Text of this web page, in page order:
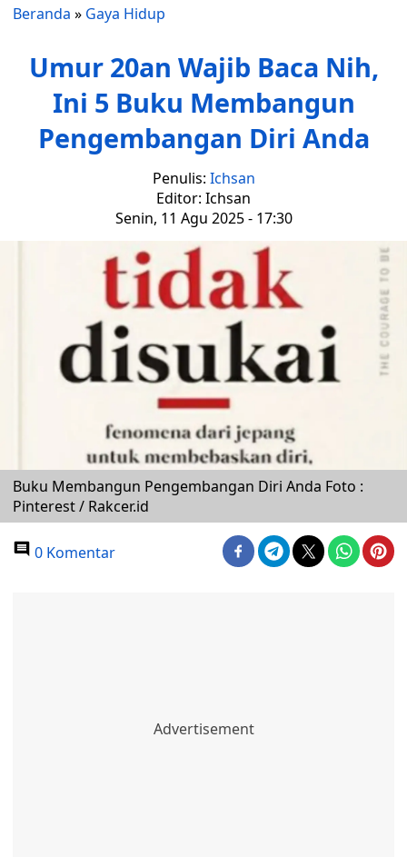
Beranda » Gaya Hidup
Umur 20an Wajib Baca Nih,
Ini 5 Buku Membangun
Pengembangan Diri Anda
Penulis: Ichsan
Editor: Ichsan
Senin, 11 Agu 2025 - 17:30
Buku Membangun Pengembangan Diri Anda Foto :
Pinterest / Rakcer.id
0 Komentar